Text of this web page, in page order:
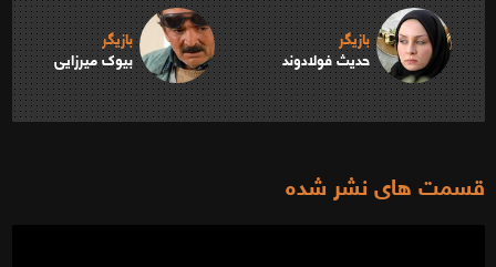
بازیگر
حدیث فولادوند
بازیگر
بیوک میرزایی
قسمت های نشر شده